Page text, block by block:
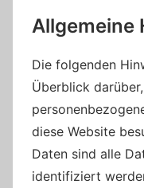
Allgemeine
Die folgenden
Überblick
diese Website
Daten sind alle
identifiziert